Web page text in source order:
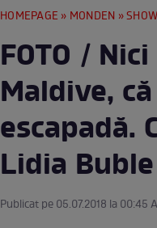
HOMEPAGE » MONDEN »
FOTO /
Maldive,
escapadă.
Lidia
Publicat pe 05.07.2018 la 00:45